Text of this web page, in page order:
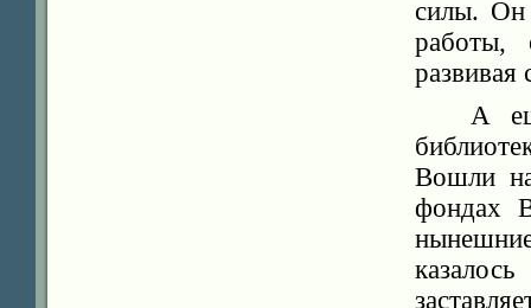
силы. Он
работы,
развивая
А
Вошли
фондах